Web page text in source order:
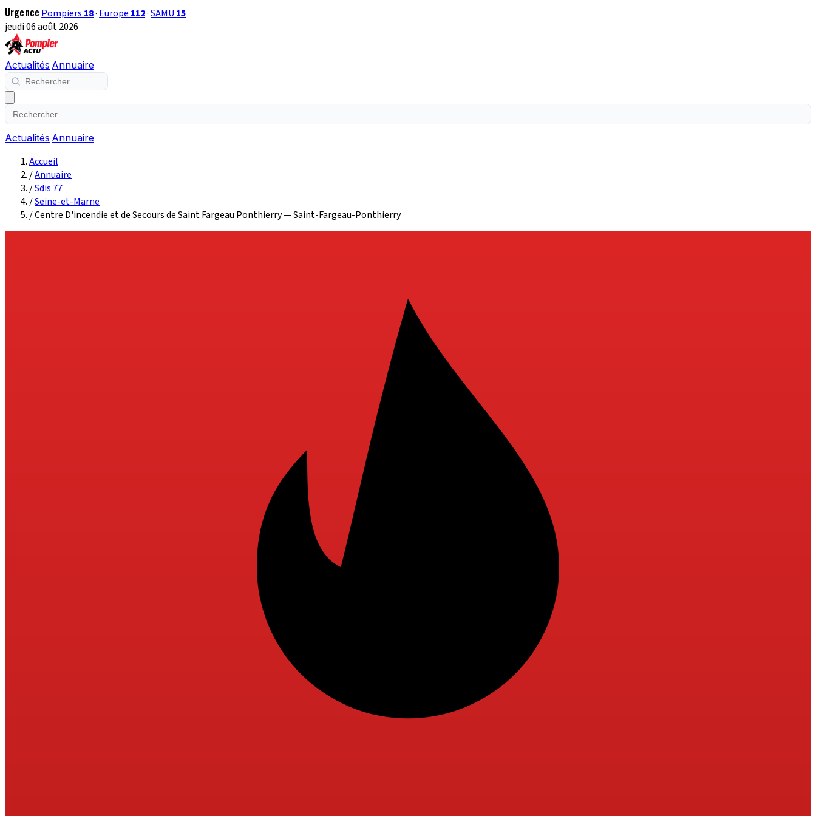
Urgence Pompiers 18· Europe 112·SAMU 15
jeudi 06 août 2026
Actualités Annuaire
Actualités Annuaire
Accueil
/Annuaire
/Sdis 77
/Seine-et-Marne
/Centre D'incendie et de Secours de Saint Fargeau Ponthierry — Saint-Fargeau-Ponthierry